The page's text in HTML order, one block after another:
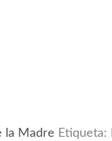
la Madre Etiqueta: